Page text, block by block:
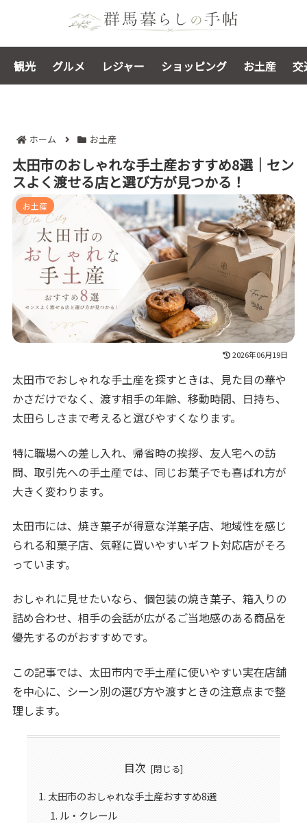
観光 グルメ レジャー ショッピング お土産 交
ホーム お土産
太田市のおしゃれな手土産おすすめ8選｜セン
スよく渡せる店と選び方が見つかる！
お土産
2026年06月19日
太田市でおしゃれな手土産を探すときは、見た目の華や
かさだけでなく、渡す相手の年齢、移動時間、日持ち、
太田らしさまで考えると選びやすくなります。
特に職場への差し入れ、帰省時の挨拶、友人宅への訪
問、取引先への手土産では、同じお菓子でも喜ばれ方が
大きく変わります。
太田市には、焼き菓子が得意な洋菓子店、地域性を感じ
られる和菓子店、気軽に買いやすいギフト対応店がそろ
っています。
おしゃれに見せたいなら、個包装の焼き菓子、箱入りの
詰め合わせ、相手の会話が広がるご当地感のある商品を
優先するのがおすすめです。
この記事では、太田市内で手土産に使いやすい実在店舗
を中心に、シーン別の選び方や渡すときの注意点まで整
理します。
目次
太田市のおしゃれな手土産おすすめ8選
ル・クレール